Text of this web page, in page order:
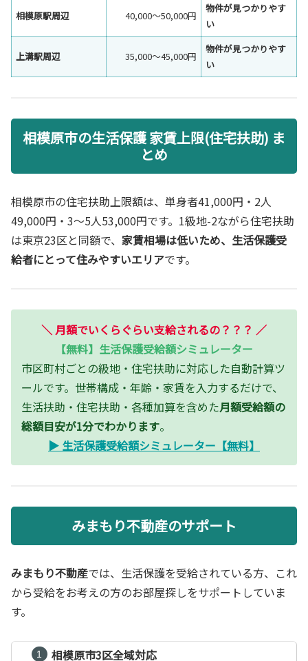
相模原駅周辺 40,000〜50,000円
物件が見つかりやす
い
上溝駅周辺 35,000〜45,000円
物件が見つかりやす
い
相模原市の生活保護 家賃上限(住宅扶助) ま
とめ
相模原市の住宅扶助上限額は、単身者41,000円・2人
49,000円・3〜5人53,000円です。1級地-2ながら住宅扶助
は東京23区と同額で、 家賃相場は低いため、生活保護受
給者にとって住みやすいエリアです。
＼月額でいくらぐらい支給されるの？？？ ／
【無料】生活保護受給額シミュレーター
市区町村ごとの級地・住宅扶助に対応した自動計算ツ
ールです。世帯構成・年齢・家賃を入力するだけで、
生活扶助・住宅扶助・各種加算を含めた月額受給額の
総額目安が1分でわかります。
▶ 生活保護受給額シミュレーター【無料】
みまもり不動産のサポート
みまもり不動産では、生活保護を受給されている方、これ
から受給をお考えの方のお部屋探しをサポートしていま
す。
相模原市3区全域対応